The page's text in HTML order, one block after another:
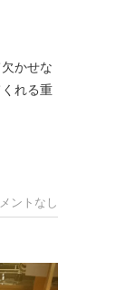
かせな
れる重
ントなし